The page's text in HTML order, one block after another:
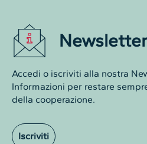
Newsletter
Accedi o iscriviti alla nostra
Informazioni per restare
della cooperazione.
Iscriviti